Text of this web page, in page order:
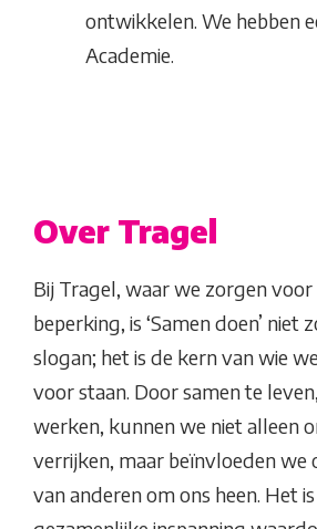
ontwikkelen. We hebben
Academie.
Over Tragel
Bij Tragel, waar we zorgen
beperking, is ‘Samen doen’ niet
slogan; het is de kern van wie
voor staan. Door samen te
werken, kunnen we niet alleen
verrijken, maar beïnvloeden we
van anderen om ons heen. Het